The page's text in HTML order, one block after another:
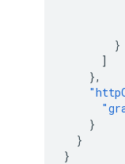
}
]
},
}
}
}